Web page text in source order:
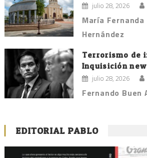
julio 28, 2026
María Fernanda
Hernández
Terrorismo de
Inquisición
julio 28, 2026
Fernando Buen
EDITORIAL PABLO